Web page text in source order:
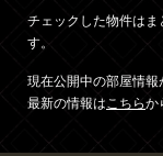
チェックした物件はま
す。
現在公開中の部屋情報
最新の情報はこちらか